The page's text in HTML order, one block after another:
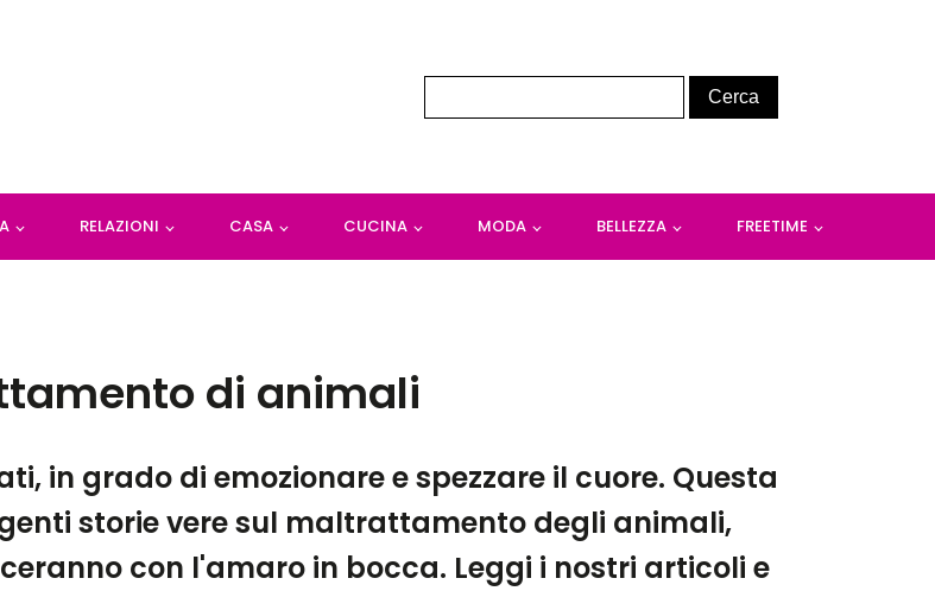
RELAZIONI CASA CUCINA MODA BELLEZZA FREETIME
di animali
in grado di emozionare e spezzare il cuore. Questa
storie vere sul maltrattamento degli animali,
con l'amaro in bocca. Leggi i nostri articoli e